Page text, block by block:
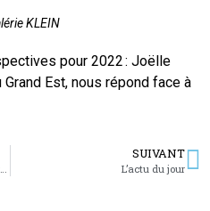
KLEIN
pour 2022 : Joëlle
Est, nous répond face à
Les lycéens rencontrent Astrid Eliard, autrice contemporaine
SUIVANT
L’actu du jour